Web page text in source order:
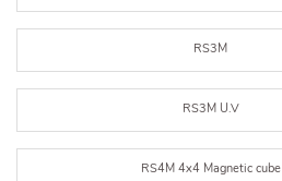
RS3M
RS3M U.V
RS4M 4x4 Magnetic cube